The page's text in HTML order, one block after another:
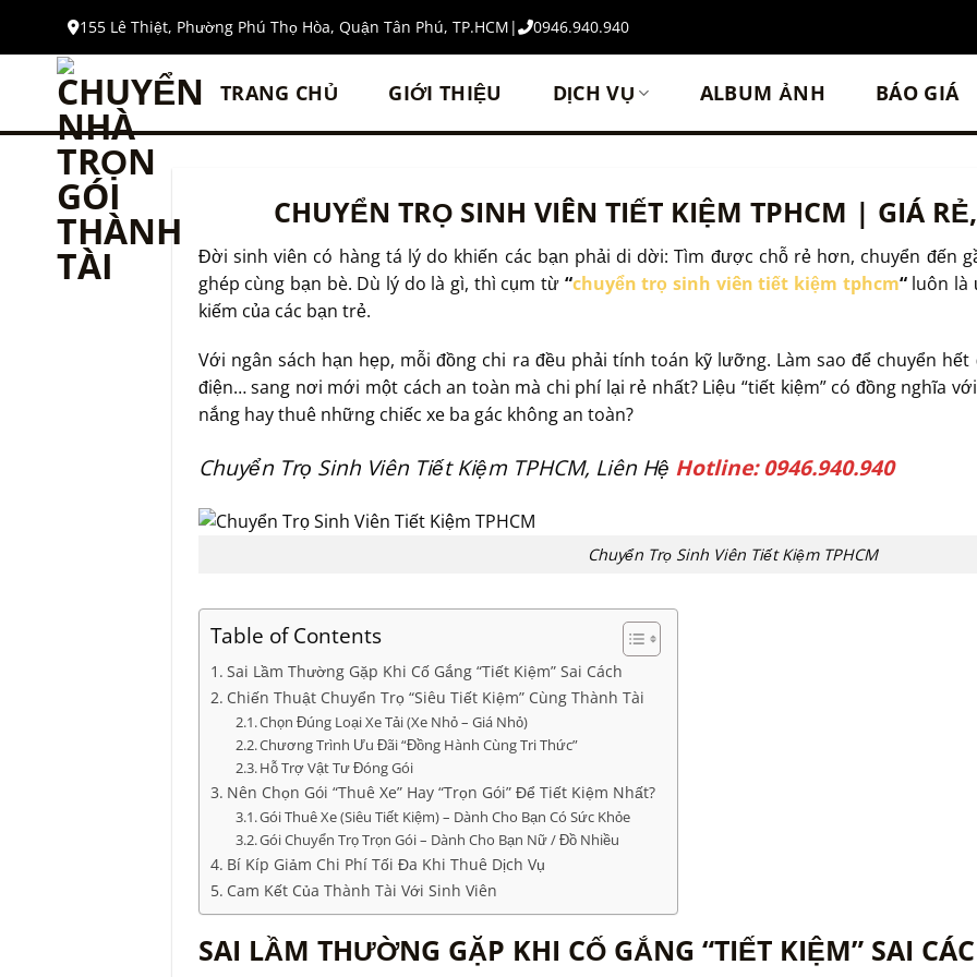
155 Lê Thiệt, Phường Phú Thọ Hòa, Quận Tân Phú, TP.HCM | 0946.940.940
TRANG CHỦ GIỚI THIỆU DỊCH VỤ ALBUM ẢNH BÁO GIÁ
CHUYỂN TRỌ SINH VIÊN TIẾT KIỆM TPHCM | GIÁ
Đời sinh viên có hàng tá lý do khiến các bạn phải di dời: Tìm được chỗ rẻ hơn, chuyển đến
ghép cùng bạn bè. Dù lý do là gì, thì cụm từ “chuyển trọ sinh viên tiết kiệm tphcm“luôn là
kiếm của các bạn trẻ.
Với ngân sách hạn hẹp, mỗi đồng chi ra đều phải tính toán kỹ lưỡng. Làm sao để chuyển
điện… sang nơi mới một cách an toàn mà chi phí lại rẻ nhất? Liệu “tiết kiệm” có đồng nghĩa
nắng hay thuê những chiếc xe ba gác không an toàn?
Chuyển Trọ Sinh Viên Tiết Kiệm TPHCM, Liên Hệ Hotline: 0946.940.940
Chuyển Trọ Sinh Viên Tiết Kiệm TPHCM
Table of Contents
Sai Lầm Thường Gặp Khi Cố Gắng “Tiết Kiệm” Sai Cách
Chiến Thuật Chuyển Trọ “Siêu Tiết Kiệm” Cùng Thành Tài
Chọn Đúng Loại Xe Tải (Xe Nhỏ – Giá Nhỏ)
Chương Trình Ưu Đãi “Đồng Hành Cùng Tri Thức”
Hỗ Trợ Vật Tư Đóng Gói
Nên Chọn Gói “Thuê Xe” Hay “Trọn Gói” Để Tiết Kiệm Nhất?
Gói Thuê Xe (Siêu Tiết Kiệm) – Dành Cho Bạn Có Sức Khỏe
Gói Chuyển Trọ Trọn Gói – Dành Cho Bạn Nữ / Đồ Nhiều
Bí Kíp Giảm Chi Phí Tối Đa Khi Thuê Dịch Vụ
Cam Kết Của Thành Tài Với Sinh Viên
SAI LẦM THƯỜNG GẶP KHI CỐ GẮNG “TIẾT KIỆM” SAI